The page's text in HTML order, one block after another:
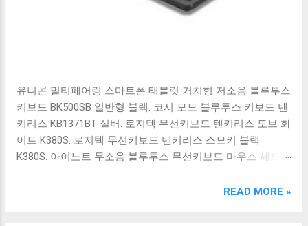
유니콘 멀티페어링 스마트폰 태블릿 거치형 저소음 블루투스
키보드 BK500SB 일반형 블랙. 코시 모모 블루투스 키보드 텐
키리스 KB1371BT 실버. 로지텍 무선키보드 텐키리스 도브 화
이트 K380S. 로지텍 무선키보드 텐키리스 스모키 블랙
K380S. 아이노트 무소음 블루투스 무선키보드 마우스 세트
OABTKBDA 퓨어 화이트. 코시 베이직 블루투스 키보드
READ MORE »